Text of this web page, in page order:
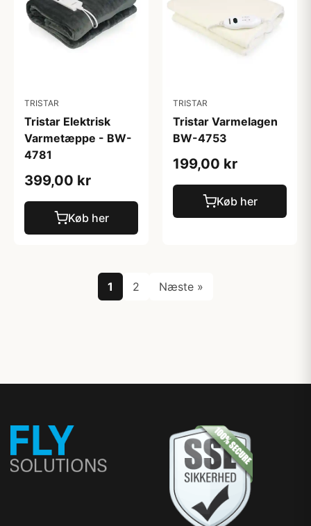
TRISTAR
Tristar Elektrisk
Varmetæppe - BW-
4781
399,00 kr
Køb her
TRISTAR
Tristar Varmelagen
BW-4753
199,00 kr
Køb her
1 2 Næste »